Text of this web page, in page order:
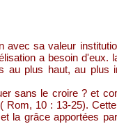
avec sa valeur
a besoin d'eux.
au plus haut, au plus
sans le croire ? et
Rom, 10 : 13-25).
la grâce apportées